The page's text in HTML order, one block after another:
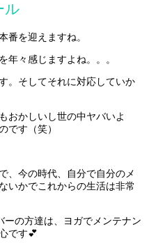
ル
番を迎えますね。
年々感じますよね。。。
。そしてそれに対応していか
おかしいし世の中ヤバいよ
です（笑）
、今の時代、自分で自分のメ
いかでこれからの生活は非常
の方達は、ヨガでメンテナン
です💕